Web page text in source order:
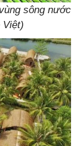
sông nước
Việt)